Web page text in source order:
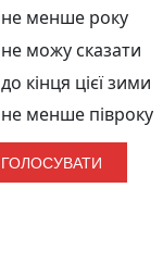
менше року
можу сказати
кінця цієї зими
менше півроку